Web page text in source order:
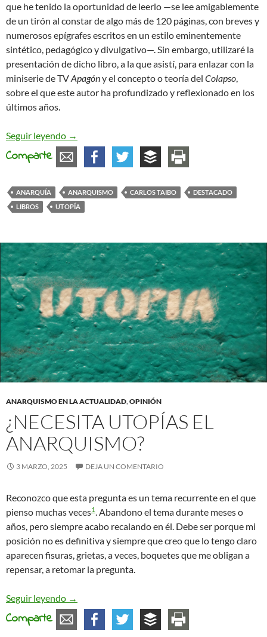
que he tenido la oportunidad de leerlo —se lee amigablemente
de un tirón al constar de algo más de 120 páginas, con breves y
numerosos epígrafes escritos en un estilo eminentemente
sintético, pedagógico y divulgativo—. Sin embargo, utilizaré la
presentación de dicho libro, a la que asistí, para enlazar con la
miniserie de TVApagóny el concepto o teoría del Colapso,
sobre el que este autor ha profundizado y reflexionado en los
últimos años.
Seguir leyendo Vivamos las Utopías
→
Comparte
ANARQUÍA ANARQUISMO CARLOS TAIBO
DESTACADO
LIBROS
UTOPÍA
ANARQUISMO EN LA ACTUALIDAD,OPINIÓN
¿NECESITA UTOPÍAS EL
ANARQUISMO?
3 MARZO, 2025 DEJA UN COMENTARIO
Reconozco que esta pregunta es un tema recurrente en el que
pienso muchas veces1. Abandono el tema durante meses o
años, pero siempre acabo recalando en él. Debe ser porque mi
posición no es definitiva y siempre que creo que lo tengo claro
aparecen fisuras, grietas, a veces, boquetes que me obligan a
repensar, a retomar la pregunta.
Seguir leyendo ¿Necesita utopías el anarquismo?
→
Comparte